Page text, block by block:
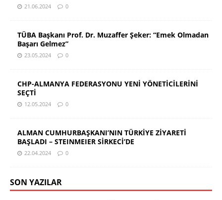
21.06.2024 0
TÜBA Başkanı Prof. Dr. Muzaffer Şeker: “Emek Olmadan
Başarı Gelmez”
23.05.2024 0
CHP-ALMANYA FEDERASYONU YENİ YÖNETİCİLERİNİ
SEÇTİ
12.05.2024 0
ALMAN CUMHURBAŞKANI’NIN TÜRKİYE ZİYARETİ
BAŞLADI – STEINMEIER SİRKECİ’DE
22.04.2024 0
SON YAZILAR